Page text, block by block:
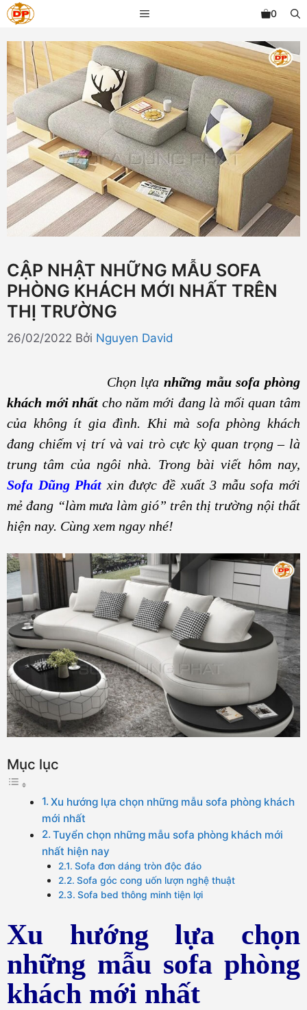
Chuyển
đến
nội
dung
MENU 0
CẬP NHẬT NHỮNG MẪU SOFA
PHÒNG KHÁCH MỚI NHẤT TRÊN
THỊ TRƯỜNG
26/02/2022 Bởi Nguyen David
Chọn lựanhững mẫu sofa phòng
khách mới nhất cho năm mới đang là mối quan tâm
của không ít gia đình. Khi mà sofa phòng khách
đang chiếm vị trí và vai trò cực kỳ quan trọng – là
trung tâm của ngôi nhà. Trong bài viết hôm nay,
Sofa Dũng Phát xin được đề xuất 3 mẫu sofa mới
mẻ đang “làm mưa làm gió” trên thị trường nội thất
hiện nay. Cùng xem ngay nhé!
Mục lục
Xu hướng lựa chọn những mẫu sofa phòng khách
mới nhất
Tuyển chọn những mẫu sofa phòng khách mới
nhất hiện nay
Sofa đơn dáng tròn độc đáo
Sofa góc cong uốn lượn nghệ thuật
Sofa bed thông minh tiện lợi
Xu hướng lựa chọn
những mẫu sofa phòng
khách mới nhất